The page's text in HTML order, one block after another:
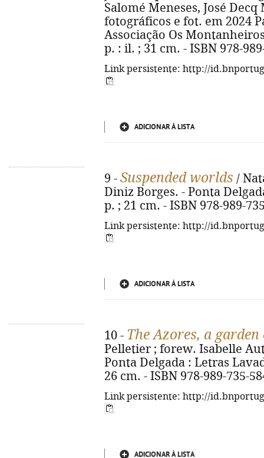
Salomé Meneses, José
fotográficos e fot. em 2024
Associação Os
p. : il. ; 31 cm. - ISBN 978-
Link persistente: http://
ADICIONAR À LISTA
9 - Suspended worlds /
Diniz Borges. - Ponta
p. ; 21 cm. - ISBN 978-989-
Link persistente: http://
ADICIONAR À LISTA
10 - The Azores, a
Pelletier ; forew. Isabelle
Ponta Delgada : Letras
26 cm. - ISBN 978-989-735-
Link persistente: http://
ADICIONAR À LISTA